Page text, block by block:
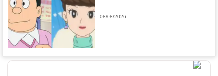
...
08/08/2026